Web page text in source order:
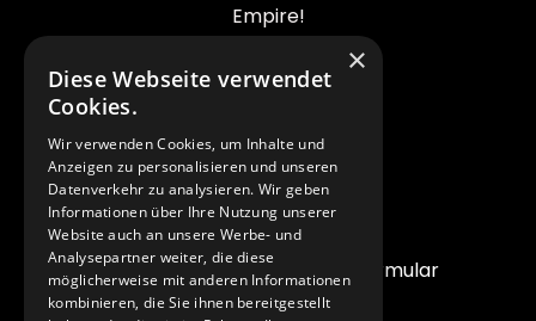
Empire!
LEGALES
Impressum
AGB
Datenschutzerklärung
Widerrufsrecht & Widerrufsformular
×
Diese Webseite verwendet
Cookies.
Wir verwenden Cookies, um Inhalte und
Anzeigen zu personalisieren und unseren
Datenverkehr zu analysieren. Wir geben
Informationen über Ihre Nutzung unserer
Website auch an unsere Werbe- und
Analysepartner weiter, die diese
möglicherweise mit anderen Informationen
kombinieren, die Sie ihnen bereitgestellt